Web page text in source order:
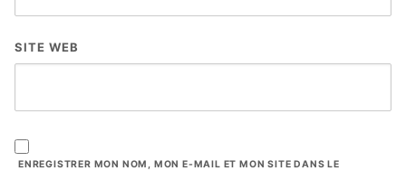
SITE WEB
ENREGISTRER MON NOM, MON E-MAIL ET MON SITE DANS LE